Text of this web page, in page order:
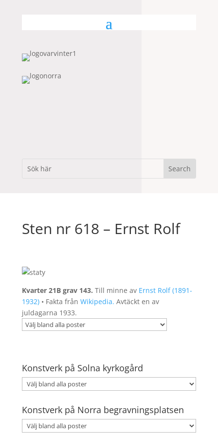
Sten nr 618 – Ernst Rolf
Kvarter 21B grav 143. Till minne av Ernst Rolf (1891-
1932)• Fakta från Wikipedia. Avtäckt en av
juldagarna 1933.
Konstverk på Solna kyrkogård
Konstverk på Norra begravningsplatsen